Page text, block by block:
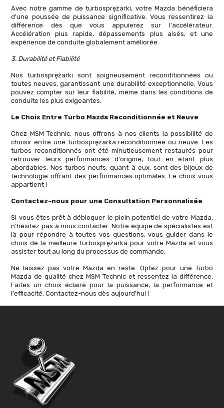
Avec notre gamme de turbosprężarki, votre Mazda bénéficiera
d'une poussée de puissance significative. Vous ressentirez la
différence dès que vous appuierez sur l'accélérateur.
Accélération plus rapide, dépassements plus aisés, et une
expérience de conduite globalement améliorée.
3. Durabilité et Fiabilité
Nos turbosprężarki sont soigneusement reconditionnées ou
toutes neuves, garantissant une durabilité exceptionnelle. Vous
pouvez compter sur leur fiabilité, même dans les conditions de
conduite les plus exigeantes.
Le Choix Entre Turbo Mazda Reconditionnée et Neuve
Chez MSM Technic, nous offrons à nos clients la possibilité de
choisir entre une turbosprężarka reconditionnée ou neuve. Les
turbos reconditionnés ont été minutieusement restaurés pour
retrouver leurs performances d'origine, tout en étant plus
abordables. Nos turbos neufs, quant à eux, sont des bijoux de
technologie offrant des performances optimales. Le choix vous
appartient !
Contactez-nous pour une Consultation Personnalisée
Si vous êtes prêt à débloquer le plein potentiel de votre Mazda,
n'hésitez pas à nous contacter. Notre équipe de spécialistes est
là pour répondre à toutes vos questions, vous guider dans le
choix de la meilleure turbosprężarka pour votre Mazda et vous
assister tout au long du processus de commande.
Ne laissez pas votre Mazda en reste. Optez pour une Turbo
Mazda de qualité chez MSM Technic et ressentez la différence.
Faites un choix éclairé pour la puissance, la performance et
l'efficacité. Contactez-nous dès aujourd'hui !